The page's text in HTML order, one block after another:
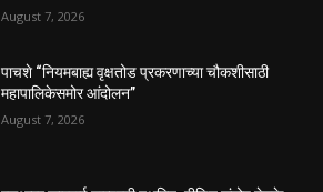
August 7, 2026
पाचशे “नियमबाह्य वृक्षतोड प्रकरणाच्या चौकशीसाठी
महापालिकेसमोर आंदोलन”
August 7, 2026